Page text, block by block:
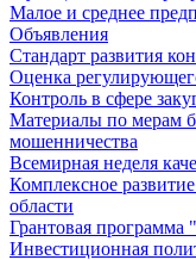
Малое и среднее
Объявления
Стандарт развития
Оценка
Контроль в сфере
Материалы по мерам
мошенничества
Всемирная неделя
Комплексное
области
Грантовая программа
Инвестиционная